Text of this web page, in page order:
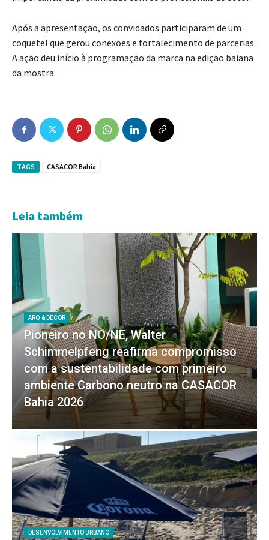
Após a apresentação, os convidados participaram de um
coquetel que gerou conexões e fortalecimento de parcerias.
A ação deu início à programação da marca na edição baiana
da mostra.
TAGS CASACOR Bahia
Leia também
ARQ & DECOR
Pioneiro no NO/NE, Walter
Schimmelpfeng reafirma compromisso
com a sustentabilidade com primeiro
ambiente Carbono neutro na CASACOR
Bahia 2026
DESENVOLVIMENTO URBANO